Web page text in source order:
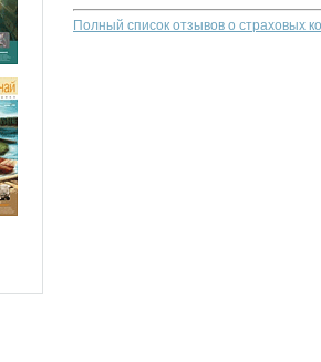
Полный список отзывов о страховых